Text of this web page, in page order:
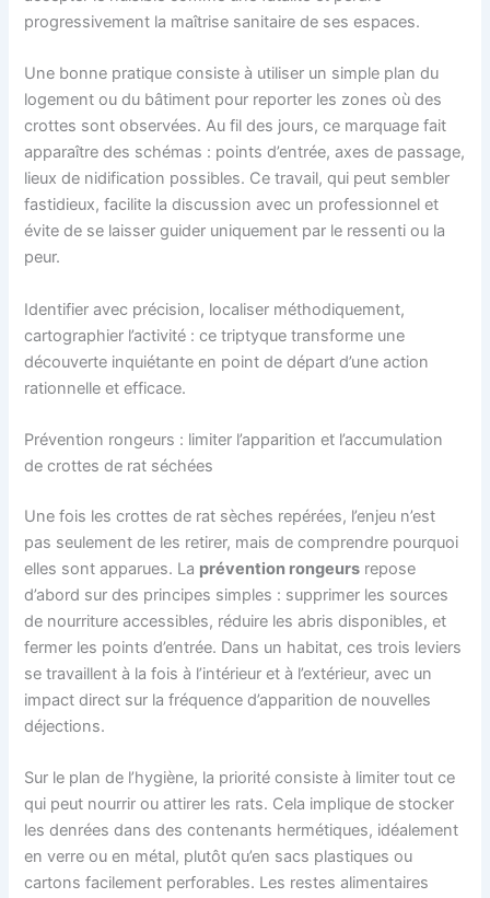
progressivement la maîtrise sanitaire de ses espaces.
Une bonne pratique consiste à utiliser un simple plan du
logement ou du bâtiment pour reporter les zones où des
crottes sont observées. Au fil des jours, ce marquage fait
apparaître des schémas : points d’entrée, axes de passage,
lieux de nidification possibles. Ce travail, qui peut sembler
fastidieux, facilite la discussion avec un professionnel et
évite de se laisser guider uniquement par le ressenti ou la
peur.
Identifier avec précision, localiser méthodiquement,
cartographier l’activité : ce triptyque transforme une
découverte inquiétante en point de départ d’une action
rationnelle et efficace.
Prévention rongeurs : limiter l’apparition et l’accumulation
de crottes de rat séchées
Une fois les crottes de rat sèches repérées, l’enjeu n’est
pas seulement de les retirer, mais de comprendre pourquoi
elles sont apparues. La prévention rongeurs repose
d’abord sur des principes simples : supprimer les sources
de nourriture accessibles, réduire les abris disponibles, et
fermer les points d’entrée. Dans un habitat, ces trois leviers
se travaillent à la fois à l’intérieur et à l’extérieur, avec un
impact direct sur la fréquence d’apparition de nouvelles
déjections.
Sur le plan de l’hygiène, la priorité consiste à limiter tout ce
qui peut nourrir ou attirer les rats. Cela implique de stocker
les denrées dans des contenants hermétiques, idéalement
en verre ou en métal, plutôt qu’en sacs plastiques ou
cartons facilement perforables. Les restes alimentaires